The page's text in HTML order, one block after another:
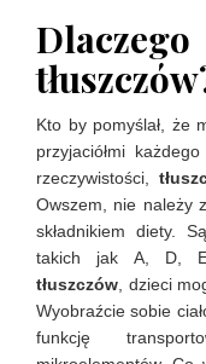
Kto by pomyślał, że
przyjaciółmi
rzeczywistości,
Owszem, nie należy
składnikiem diety.
takich jak A, D,
tłuszczów , dzieci
Wyobraźcie sobie
funkcję